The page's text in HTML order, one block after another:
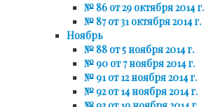
№ 86 от 29 октября 2014 г.
№ 87 от 31 октября 2014 г.
Ноябрь
№ 88 от 5 ноября 2014 г.
№ 90 от 7 ноября 2014 г.
№ 91 от 12 ноября 2014 г.
№ 92 от 14 ноября 2014 г.